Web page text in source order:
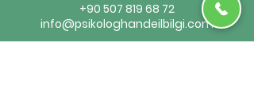
+90 507 819 68 72
info@psikologhandeilbilgi.com